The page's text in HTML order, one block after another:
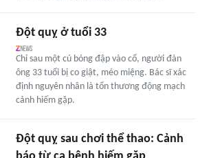
Đột quỵ ở tuổi 33
Chỉ sau một cú bóng đập vào cổ, người đàn
ông 33 tuổi bị co giật, méo miệng. Bác sĩ xác
định nguyên nhân là tổn thương động mạch
cảnh hiếm gặp.
Đột quỵ sau chơi thể thao: Cảnh